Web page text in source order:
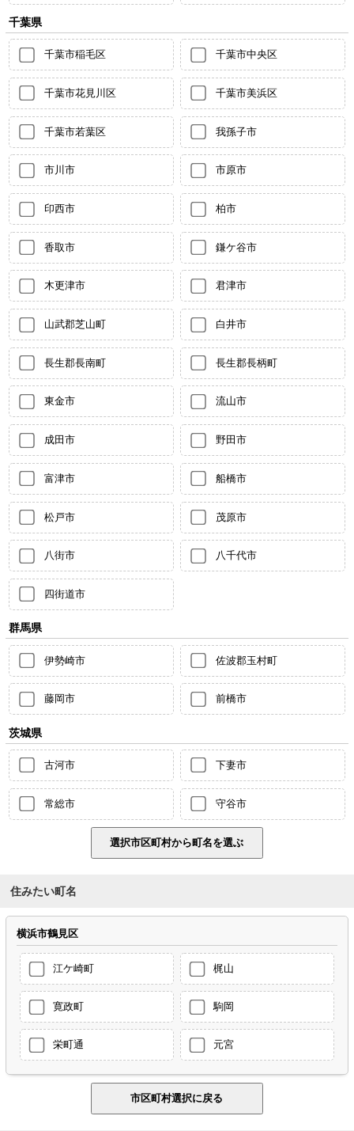
千葉県
千葉市稲毛区 千葉市中央区
千葉市花見川区 千葉市美浜区
千葉市若葉区 我孫子市
市川市 市原市
印西市 柏市
香取市 鎌ケ谷市
木更津市 君津市
山武郡芝山町 白井市
長生郡長南町 長生郡長柄町
東金市 流山市
成田市 野田市
富津市 船橋市
松戸市 茂原市
八街市 八千代市
四街道市
群馬県
伊勢崎市 佐波郡玉村町
藤岡市 前橋市
茨城県
古河市 下妻市
常総市 守谷市
住みたい町名
横浜市鶴見区
江ケ崎町 梶山
寛政町 駒岡
栄町通 元宮